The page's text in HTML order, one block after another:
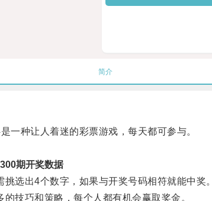
简介
种让人着迷的彩票游戏，每天都可参与。
期开奖数据
选出4个数字，如果与开奖号码相符就能中奖。
技巧和策略，每个人都有机会赢取奖金。